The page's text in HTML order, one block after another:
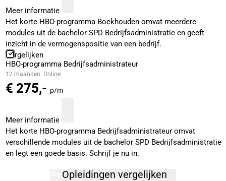
Meer informatie
Het korte HBO-programma Boekhouden omvat meerdere
modules uit de bachelor SPD Bedrijfsadministratie en geeft
inzicht in de vermogenspositie van een bedrijf.
Vergelijken
HBO-programma Bedrijfsadministrateur
12 maanden Online
€ 275,- p/m
Meer informatie
Het korte HBO-programma Bedrijfsadministrateur omvat
verschillende modules uit de bachelor SPD Bedrijfsadministratie
en legt een goede basis. Schrijf je nu in.
Opleidingen vergelijken